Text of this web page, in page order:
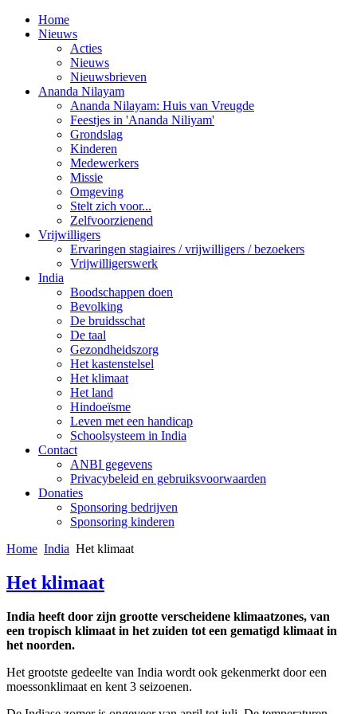
Home
Nieuws
Acties
Nieuws
Nieuwsbrieven
Ananda Nilayam
Ananda Nilayam: Huis van Vreugde
Feestjes in 'Ananda Niliyam'
Grondslag
Kinderen
Medewerkers
Missie
Omgeving
Stelt zich voor...
Zelfvoorzienend
Vrijwilligers
Ervaringen stagiaires / vrijwilligers / bezoekers
Vrijwilligerswerk
India
Boodschappen doen
Bevolking
De bruidsschat
De taal
Gezondheidszorg
Het kastenstelsel
Het klimaat
Het land
Hindoeïsme
Leven met een handicap
Schoolsysteem in India
Contact
ANBI gegevens
Privacybeleid en gebruiksvoorwaarden
Donaties
Sponsoring bedrijven
Sponsoring kinderen
Home India Het klimaat
Het klimaat
India heeft door zijn grootte verscheidene klimaatzones, van
een tropisch klimaat in het zuiden tot een gematigd klimaat in
het noorden.
Het grootste gedeelte van India wordt ook gekenmerkt door een
moessonklimaat en kent 3 seizoenen.